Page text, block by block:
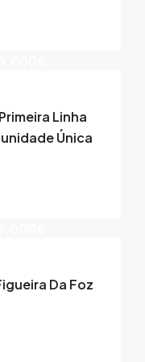
Linha
Única
Da Foz